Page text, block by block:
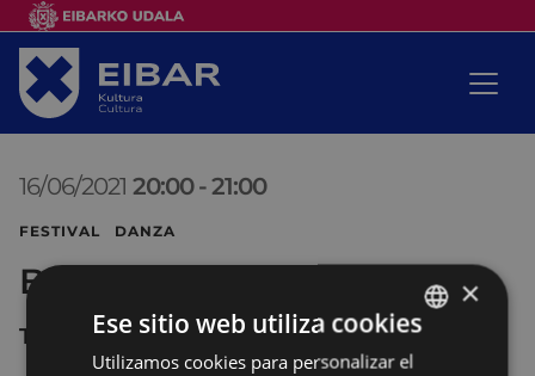
16/06/2021 20:00 -21:00
FESTIVAL DANZA
Ballet Eibarrés
TEATRO COLISEO
BASQUE
×
Ese sitio web utiliza cookies
Utilizamos cookies para personalizar el